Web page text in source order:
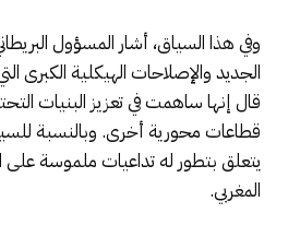
وفي هذا السياق، أشار المسؤول
الجديد والإصلاحات الهيكلية الكبرى
قال إنها ساهمت في تعزيز البنيات
قطاعات محورية أخرى. وبالنسبة
يتعلق بتطور له تداعيات ملموسة
المغربي.